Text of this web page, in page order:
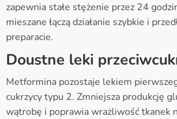
zapewnia stałe stężenie przez 24
mieszane łączą działanie szybkie i
preparacie.
Doustne leki
Metformina pozostaje lekiem
cukrzycy typu 2. Zmniejsza produkcję
wątrobę i poprawia wrażliwość tkanek